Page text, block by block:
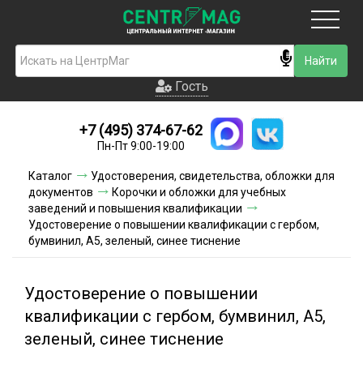
Гость
Новинки
Условия доставки
Условия оплаты
Контакты
Гость
+7 (495) 374-67-62
Пн-Пт 9:00-19:00
Каталог
Удостоверения, свидетельства, обложки для
документов
Корочки и обложки для учебных
заведений и повышения квалификации
Удостоверение о повышении квалификации с гербом,
бумвинил, А5, зеленый, синее тиснение
Удостоверение о повышении
квалификации с гербом, бумвинил, А5,
зеленый, синее тиснение